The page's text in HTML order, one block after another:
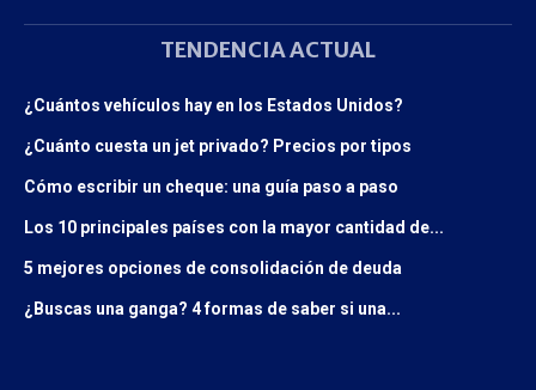
TENDENCIA ACTUAL
¿Cuántos vehículos hay en los Estados Unidos?
¿Cuánto cuesta un jet privado? Precios por tipos
Cómo escribir un cheque: una guía paso a paso
Los 10 principales países con la mayor cantidad de...
5 mejores opciones de consolidación de deuda
¿Buscas una ganga? 4 formas de saber si una...